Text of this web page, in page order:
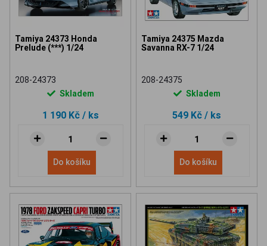
Tamiya 24373 Honda
Prelude (***) 1/24
208-24373
Skladem
1 190 Kč / ks
Do košíku
Tamiya 24375 Mazda
Savanna RX-7 1/24
208-24375
Skladem
549 Kč / ks
Do košíku